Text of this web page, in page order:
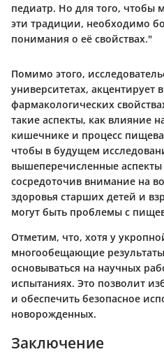
педиатр. Но для того, чтобы
эти традиции, необходимо
понимания о её свойствах."
Помимо этого,
университетах, акцентирует
фармакологических
такие аспекты, как влияние
кишечнике и процесс
чтобы в будущем
вышеперечисленные аспекты
сосредоточив внимание на
здоровья старших детей и
могут быть проблемы с
Отметим, что, хотя у
многообещающие
основываться на научных
испытаниях. Это позволит
и обеспечить безопасное
новорожденных.
Заключение